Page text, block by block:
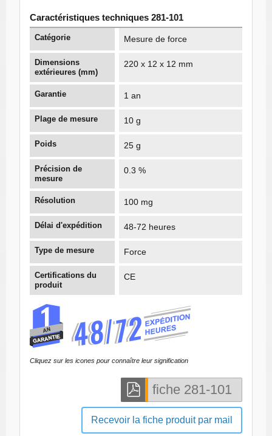
Caractéristiques techniques 281-101
Catégorie Mesure de force
Dimensions
extérieures (mm)
220 x 12 x 12 mm
Garantie 1 an
Plage de mesure 10 g
Poids 25 g
Précision de
mesure
0.3 %
Résolution 100 mg
Délai d'expédition 48-72 heures
Type de mesure Force
Certifications du
produit
CE
Cliquez sur les icones pour connaître leur signification
Recevoir la fiche produit par mail